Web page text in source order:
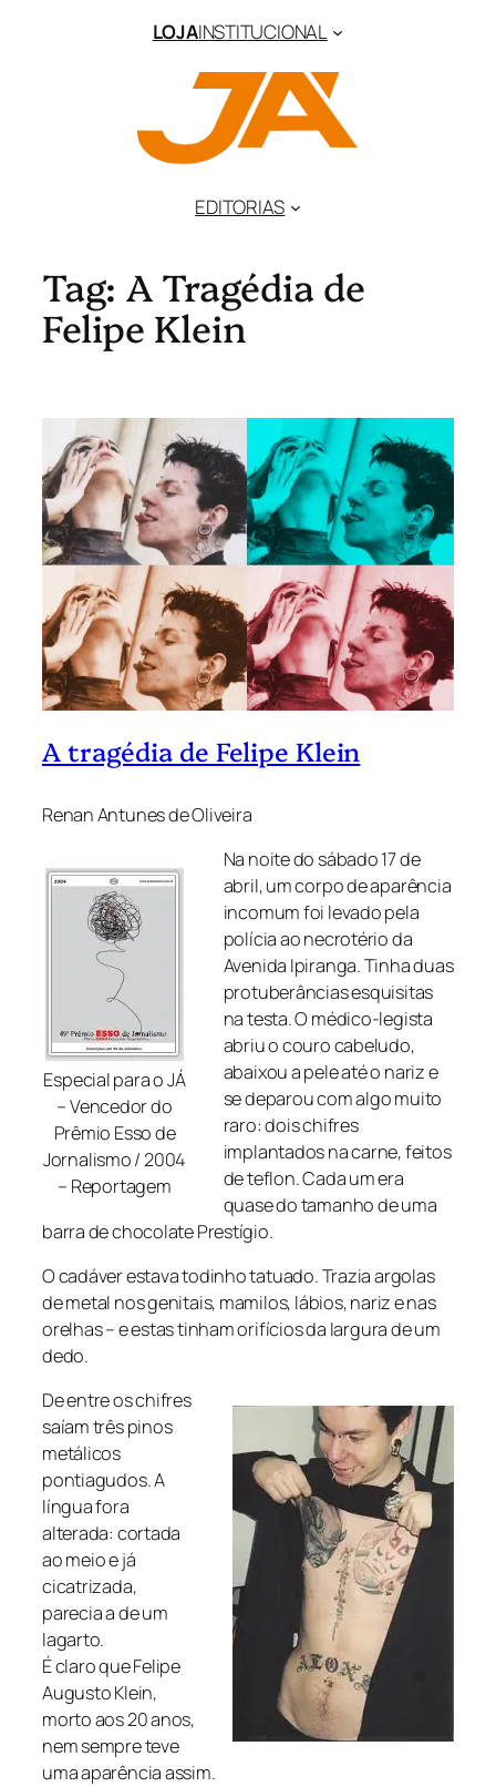
LOJAINSTITUCIONAL
EDITORIAS
Tag: A Tragédia de
Felipe Klein
A tragédia de Felipe Klein
Renan Antunes de Oliveira
Especial para o JÁ
– Vencedor do
Prêmio Esso de
Jornalismo / 2004
– Reportagem
Na noite do sábado 17 de
abril, um corpo de aparência
incomum foi levado pela
polícia ao necrotério da
Avenida Ipiranga. Tinha duas
protuberâncias esquisitas
na testa. O médico-legista
abriu o couro cabeludo,
abaixou a pele até o nariz e
se deparou com algo muito
raro: dois chifres
implantados na carne, feitos
de teflon. Cada um era
quase do tamanho de uma
barra de chocolate Prestígio.
O cadáver estava todinho tatuado. Trazia argolas
de metal nos genitais, mamilos, lábios, nariz e nas
orelhas – e estas tinham orifícios da largura de um
dedo.
De entre os chifres
saíam três pinos
metálicos
pontiagudos. A
língua fora
alterada: cortada
ao meio e já
cicatrizada,
parecia a de um
lagarto.
É claro que Felipe
Augusto Klein,
morto aos 20 anos,
nem sempre teve
uma aparência assim.